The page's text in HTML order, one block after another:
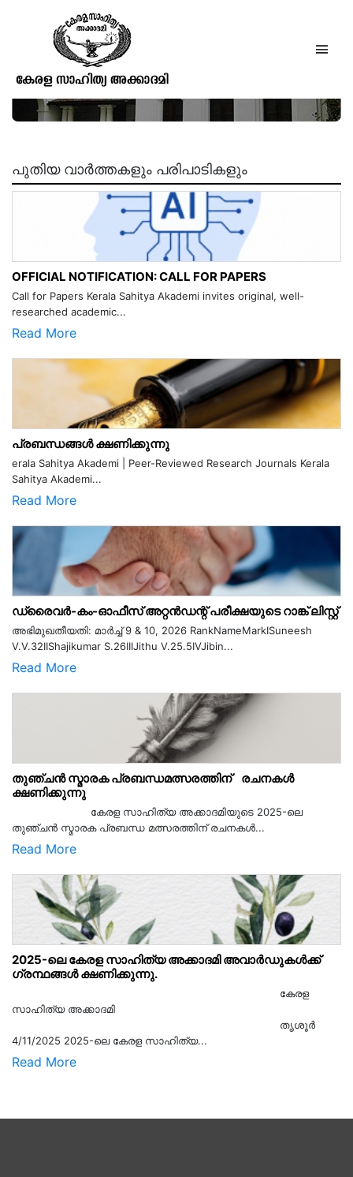
ലക്ഷ്മീഭായി (പുസ്തകം 30-ലക്കം 1)
1924 (1109 മേടം മുതൽ 1110 മീനം
വരെ
പുതിയ വാർത്തകളും പരിപാടികളും
OFFICIAL NOTIFICATION: CALL FOR PAPERS
Call for Papers Kerala Sahitya Akademi invites original, well-
researched academic...
Read More
പ്രബന്ധങ്ങൾ ക്ഷണിക്കുന്നു
erala Sahitya Akademi | Peer-Reviewed Research Journals Kerala
Sahitya Akademi...
Read More
ഡ്രൈവർ-കം-ഓഫീസ് അറ്റൻഡന്റ് പരീക്ഷയുടെ റാങ്ക് ലിസ്റ്റ്
അഭിമുഖതീയതി: മാർച്ച് 9 & 10, 2026 RankNameMarkISuneesh
V.V.32IIShajikumar S.26IIIJithu V.25.5IVJibin...
Read More
തുഞ്ചൻ സ്മാരക പ്രബന്ധമത്സരത്തിന് രചനകൾ
ക്ഷണിക്കുന്നു
കേരള സാഹിത്യ അക്കാദമിയുടെ 2025-ലെ
തുഞ്ചൻ സ്മാരക പ്രബന്ധ മത്സരത്തിന് രചനകൾ...
Read More
2025-ലെ കേരള സാഹിത്യ അക്കാദമി അവാർഡുകൾക്ക്
ഗ്രന്ഥങ്ങൾ ക്ഷണിക്കുന്നു.
കേരള
സാഹിത്യ അക്കാദമി
തൃശൂര്‍
4/11/2025 2025-ലെ കേരള സാഹിത്യ...
Read More